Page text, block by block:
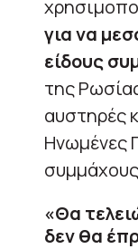
για να
είδους
της
αυστηρές
Ηνωμένες
«Θα
δεν θα